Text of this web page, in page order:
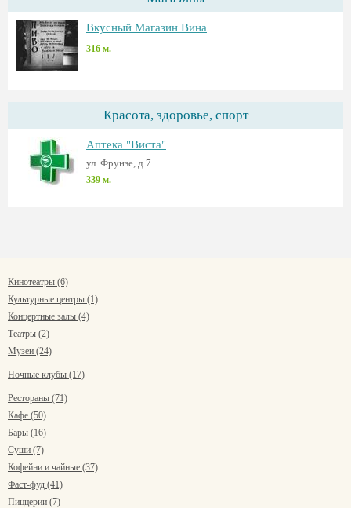
Вкусный Магазин Вина
316 м.
Красота, здоровье, спорт
Аптека "Виста"
ул. Фрунзе, д.7
339 м.
Кинотеатры (6)
Культурные центры (1)
Концертные залы (4)
Театры (2)
Музеи (24)
Ночные клубы (17)
Рестораны (71)
Кафе (50)
Бары (16)
Суши (7)
Кофейни и чайные (37)
Фаст-фуд (41)
Пиццерии (7)